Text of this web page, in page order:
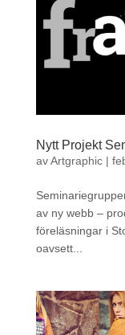
Nytt Projekt
avArtgraphic|
av ny webb –
föreläsningar i
oavsett...